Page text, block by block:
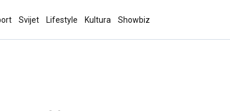
Svijet Lifestyle Kultura Showbiz